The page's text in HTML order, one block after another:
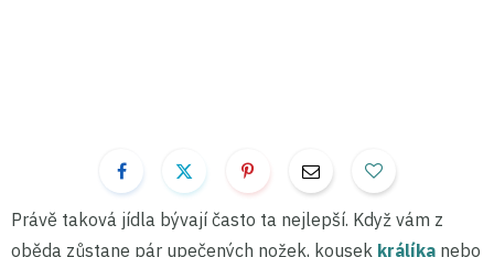
Právě taková jídla bývají často ta nejlepší. Když vám z
oběda zůstane pár upečených nožek, kousek králíka nebo